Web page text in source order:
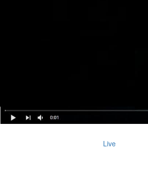
Live